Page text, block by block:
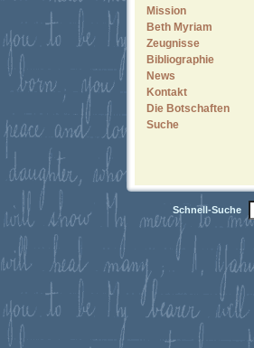
Mission
Beth Myriam
Zeugnisse
Bibliographie
News
Kontakt
Die Botschaften
Suche
Schnell-Suche